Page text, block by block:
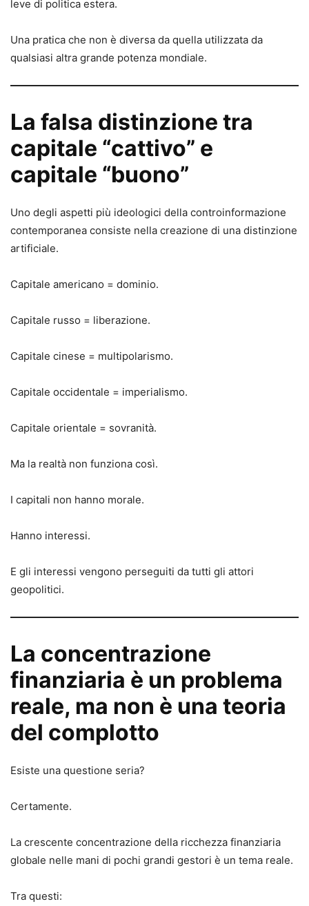
leve di politica estera.
Una pratica che non è diversa da quella utilizzata da
qualsiasi altra grande potenza mondiale.
La falsa distinzione tra
capitale “cattivo” e
capitale “buono”
Uno degli aspetti più ideologici della controinformazione
contemporanea consiste nella creazione di una distinzione
artificiale.
Capitale americano = dominio.
Capitale russo = liberazione.
Capitale cinese = multipolarismo.
Capitale occidentale = imperialismo.
Capitale orientale = sovranità.
Ma la realtà non funziona così.
I capitali non hanno morale.
Hanno interessi.
E gli interessi vengono perseguiti da tutti gli attori
geopolitici.
La concentrazione
finanziaria è un problema
reale, ma non è una teoria
del complotto
Esiste una questione seria?
Certamente.
La crescente concentrazione della ricchezza finanziaria
globale nelle mani di pochi grandi gestori è un tema reale.
Tra questi: